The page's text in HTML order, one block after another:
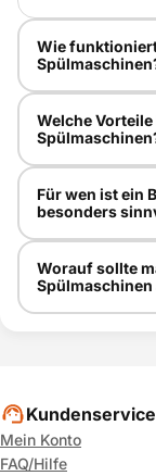
Wie
Welche
Für wen ist ein
besonders
Worauf sollte
Spülmaschinen
Kundenservice
Mein Konto
FAQ/Hilfe